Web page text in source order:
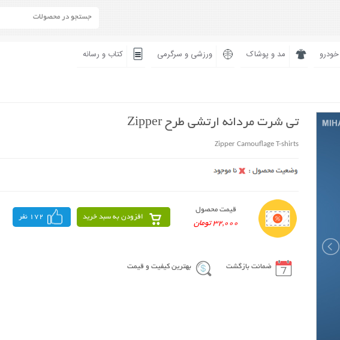
خودرو مد و پوشاک ورزشی و سرگرمی کتاب و رسانه
تی شرت مردانه ارتشی طرح Zipper
Zipper Camouflage T-shirts
قیمت محصول
32,000 تومان
افزودن به سبد خرید 172 نفر
ضمانت بازگشت بهترین کیفیت و قیمت